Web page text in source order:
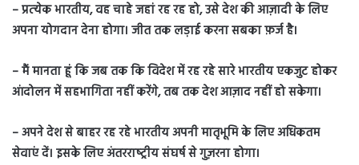
– प्रत्‍येक भारतीय, वह चाहे जहां रह रह हो, उसे देश की आज़ादी के लिए
अपना योगदान देना होगा। जीत तक लड़ाई करना सबका फ़र्ज है।
– मैं मानता हूं कि जब तक कि विदेश में रह रहे सारे भारतीय एकजुट होकर
आंदोलन में सहभागिता नहीं करेंगे, तब तक देश आज़ाद नहीं हो सकेगा।
– अपने देश से बाहर रह रहे भारतीय अपनी मातृभूमि के लिए अधिकतम
सेवाएं दें। इसके लिए अंतरराष्‍ट्रीय संघर्ष से गुज़रना होगा।